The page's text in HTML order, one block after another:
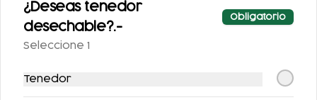
Molletes con
¿Deseas tenedor
desechable?.-
Obligatorio
Seleccione 1
Tenedor